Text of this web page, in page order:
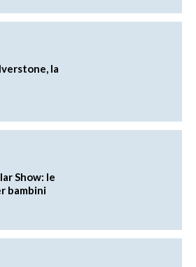
la
Show: le
bambini